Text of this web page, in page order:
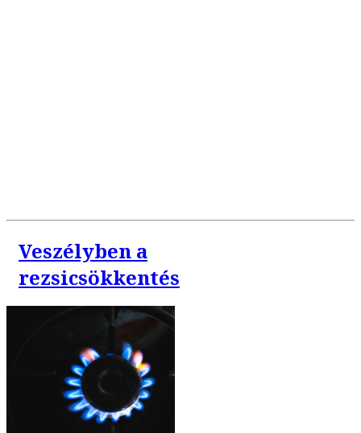
Veszélyben a
rezsicsökkentés